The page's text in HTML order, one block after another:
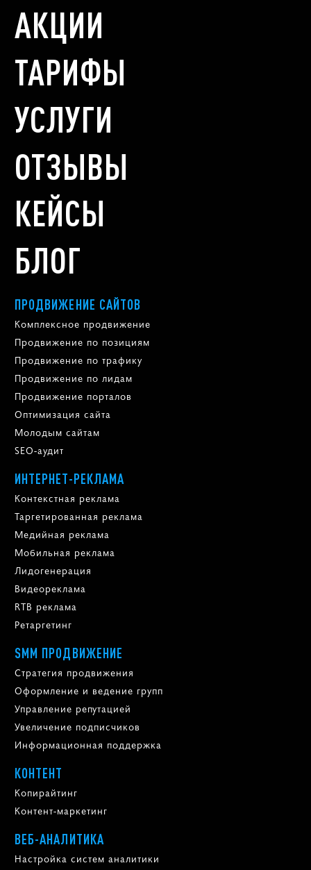
АКЦИИ
ТАРИФЫ
УСЛУГИ
ОТЗЫВЫ
КЕЙСЫ
БЛОГ
ПРОДВИЖЕНИЕ САЙТОВ
Комплексное продвижение
Продвижение по позициям
Продвижение по трафику
Продвижение по лидам
Продвижение порталов
Оптимизация сайта
Молодым сайтам
SEO-аудит
ИНТЕРНЕТ-РЕКЛАМА
Контекстная реклама
Таргетированная реклама
Медийная реклама
Мобильная реклама
Лидогенерация
Видеореклама
RTB реклама
Ретаргетинг
SMM ПРОДВИЖЕНИЕ
Стратегия продвижения
Оформление и ведение групп
Управление репутацией
Увеличение подписчиков
Информационная поддержка
КОНТЕНТ
Копирайтинг
Контент-маркетинг
ВЕБ-АНАЛИТИКА
Настройка систем аналитики